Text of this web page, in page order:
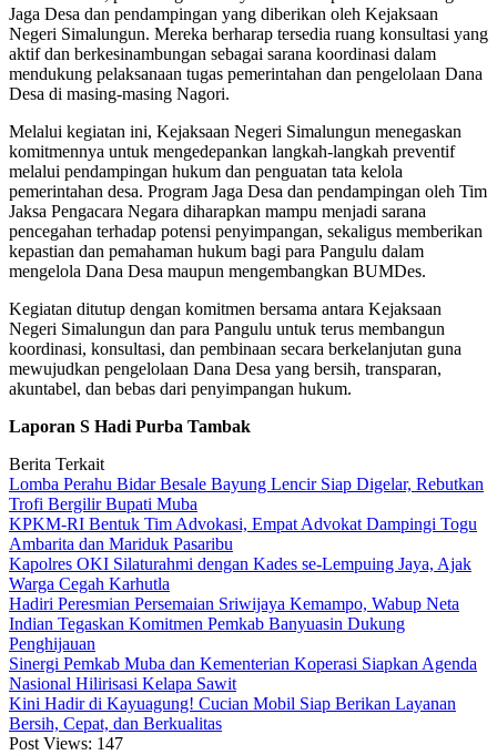
Jaga Desa dan pendampingan yang diberikan oleh Kejaksaan
Negeri Simalungun. Mereka berharap tersedia ruang konsultasi yang
aktif dan berkesinambungan sebagai sarana koordinasi dalam
mendukung pelaksanaan tugas pemerintahan dan pengelolaan Dana
Desa di masing-masing Nagori.
Melalui kegiatan ini, Kejaksaan Negeri Simalungun menegaskan
komitmennya untuk mengedepankan langkah-langkah preventif
melalui pendampingan hukum dan penguatan tata kelola
pemerintahan desa. Program Jaga Desa dan pendampingan oleh Tim
Jaksa Pengacara Negara diharapkan mampu menjadi sarana
pencegahan terhadap potensi penyimpangan, sekaligus memberikan
kepastian dan pemahaman hukum bagi para Pangulu dalam
mengelola Dana Desa maupun mengembangkan BUMDes.
Kegiatan ditutup dengan komitmen bersama antara Kejaksaan
Negeri Simalungun dan para Pangulu untuk terus membangun
koordinasi, konsultasi, dan pembinaan secara berkelanjutan guna
mewujudkan pengelolaan Dana Desa yang bersih, transparan,
akuntabel, dan bebas dari penyimpangan hukum.
Laporan S Hadi Purba Tambak
Berita Terkait
Lomba Perahu Bidar Besale Bayung Lencir Siap Digelar, Rebutkan
Trofi Bergilir Bupati Muba
KPKM-RI Bentuk Tim Advokasi, Empat Advokat Dampingi Togu
Ambarita dan Mariduk Pasaribu
Kapolres OKI Silaturahmi dengan Kades se-Lempuing Jaya, Ajak
Warga Cegah Karhutla
Hadiri Peresmian Persemaian Sriwijaya Kemampo, Wabup Neta
Indian Tegaskan Komitmen Pemkab Banyuasin Dukung
Penghijauan
Sinergi Pemkab Muba dan Kementerian Koperasi Siapkan Agenda
Nasional Hilirisasi Kelapa Sawit
Kini Hadir di Kayuagung! Cucian Mobil Siap Berikan Layanan
Bersih, Cepat, dan Berkualitas
Post Views: 147